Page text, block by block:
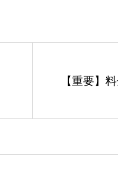
【重要】